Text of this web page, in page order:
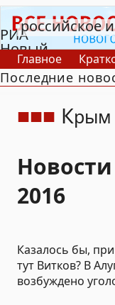
РИА
Новый
День
российское
Главное
В России
В
Последние
Крым
2016
Казалось бы,
тут Витков? В
возбуждено